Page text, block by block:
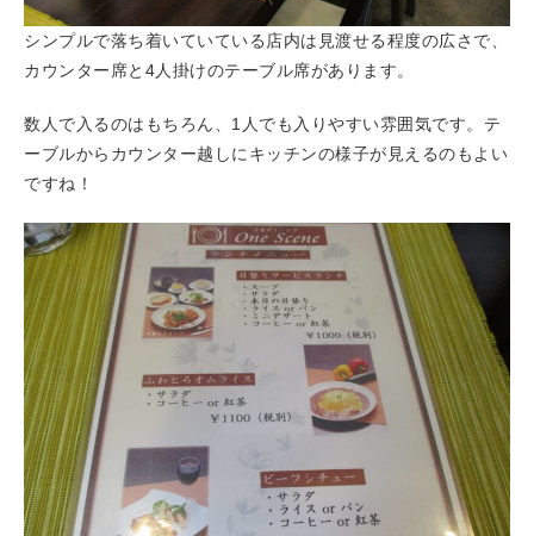
シンプルで落ち着いていている店内は見渡せる程度の広さで、
カウンター席と4人掛けのテーブル席があります。
数人で入るのはもちろん、1人でも入りやすい雰囲気です。テ
ーブルからカウンター越しにキッチンの様子が見えるのもよい
ですね！